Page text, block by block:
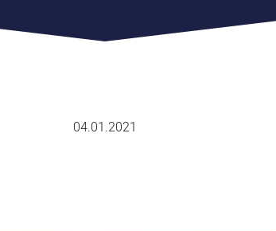
04.01.2021